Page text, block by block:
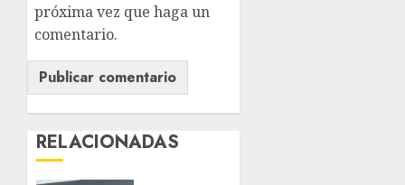
próxima vez que haga un
comentario.
RELACIONADAS